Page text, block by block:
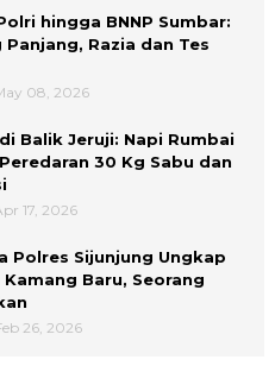
hingga BNNP Sumbar:
Razia dan Tes
08, 2026
Balik Jeruji: Napi Rumbai
30 Kg Sabu dan
17, 2026
Polres Sijunjung Ungkap
Kamang Baru, Seorang
26, 2026